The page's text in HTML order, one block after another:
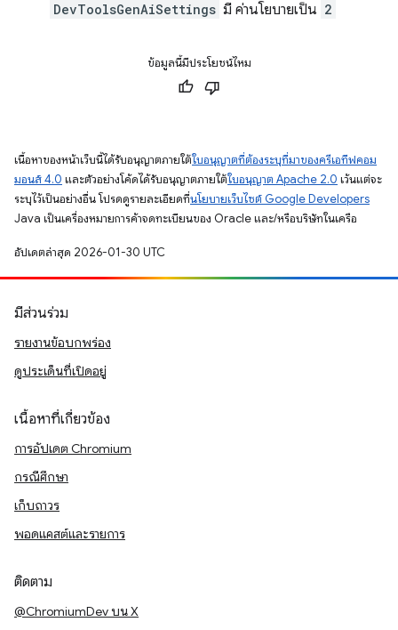
DevToolsGenAiSettings มี ค่านโยบายเป็น 2
ข้อมูลนี้มีประโยชน์ไหม
เนื้อหาของหน้าเว็บนี้ได้รับอนุญาตภายใต้ใบอนุญาตที่ต้องระบุที่มาของครีเอทีฟคอม
มอนส์ 4.0 และตัวอย่างโค้ดได้รับอนุญาตภายใต้ใบอนุญาต Apache 2.0 เว้นแต่จะ
ระบุไว้เป็นอย่างอื่น โปรดดูรายละเอียดที่นโยบายเว็บไซต์ Google Developers
Java เป็นเครื่องหมายการค้าจดทะเบียนของ Oracle และ/หรือบริษัทในเครือ
อัปเดตล่าสุด 2026-01-30 UTC
มีส่วนร่วม
รายงานข้อบกพร่อง
ดูประเด็นที่เปิดอยู่
เนื้อหาที่เกี่ยวข้อง
การอัปเดต Chromium
กรณีศึกษา
เก็บถาวร
พอดแคสต์และรายการ
ติดตาม
@ChromiumDev บน X